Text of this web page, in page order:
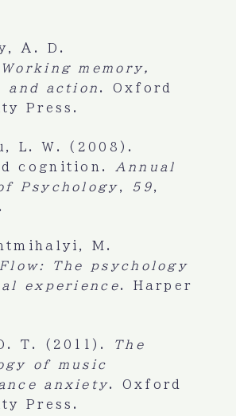
A. D.
Working memory,
and action . Oxford
Press.
L. W. (2008).
cognition. Annual
Psychology , 59 ,
M.
Flow: The psychology
experience . Harper
T. (2011).
The
of music
anxiety. Oxford
Press.